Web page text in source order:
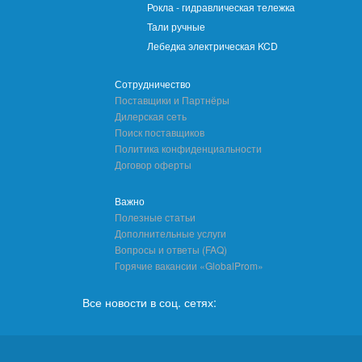
Рокла - гидравлическая тележка
Тали ручные
Лебедка электрическая KCD
Сотрудничество
Поставщики и Партнёры
Дилерская сеть
Поиск поставщиков
Политика конфиденциальности
Договор оферты
Важно
Полезные статьи
Дополнительные услуги
Вопросы и ответы (FAQ)
Горячие вакансии «GlobalProm»
Все новости в соц. сетях: